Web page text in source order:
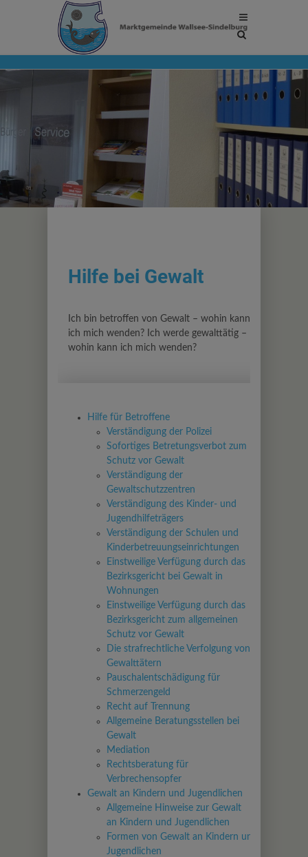
Site
Hilfe bei Gewalt
Ich bin betroffen von Gewalt – wohin kann
ich mich wenden? Ich werde gewalttätig –
wohin kann ich mich wenden?
Hilfe für Betroffene
Verständigung der Polizei
Sofortiges Betretungsverbot zum
Schutz vor Gewalt
Verständigung der
Gewaltschutzzentren
Verständigung des Kinder- und
Jugendhilfeträgers
Verständigung der Schulen und
Kinderbetreuungseinrichtungen
Einstweilige Verfügung durch das
Bezirksgericht bei Gewalt in
Wohnungen
Einstweilige Verfügung durch das
Bezirksgericht zum allgemeinen
Schutz vor Gewalt
Die strafrechtliche Verfolgung von
Gewalttätern
Pauschalentschädigung für
Schmerzengeld
Recht auf Trennung
Allgemeine Beratungsstellen bei
Gewalt
Mediation
Rechtsberatung für
Verbrechensopfer
Gewalt an Kindern und Jugendlichen
Allgemeine Hinweise zur Gewalt
an Kindern und Jugendlichen
Formen von Gewalt an Kindern und
Jugendlichen